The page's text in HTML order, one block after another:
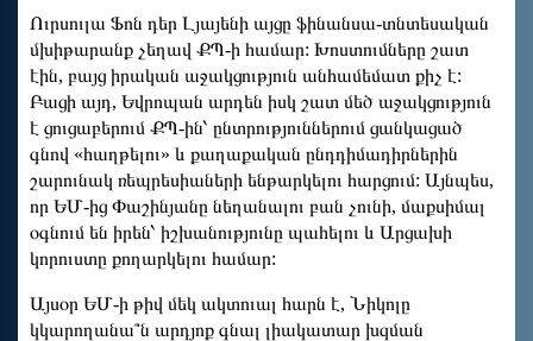
Ուրսուլա Ֆոն դեր Լյայենի այցը ֆինանսա-տնտեսական
մխիթարանք չեղավ ՔՊ-ի համար: Խոստումները շատ
էին, բայց իրական աջակցություն անհամեմատ քիչ է:
Բացի այդ, Եվրոպան արդեն իսկ շատ մեծ աջակցություն
է ցուցաբերում ՔՊ-ին՝ ընտրություններում ցանկացած
գնով «հաղթելու» և քաղաքական ընդդիմադիրներին
շարունակ ռեպրեսիաների ենթարկելու հարցում: Այնպես,
որ ԵՄ-ից Փաշինյանը նեղանալու բան չունի, մաքսիմալ
օգնում են իրեն՝ իշխանությունը պահելու և Արցախի
կորուստը քողարկելու համար:
Այսօր ԵՄ-ի թիվ մեկ ակտուալ հարն է, Նիկոլը
կկարողանա՞ն արդյոք գնալ լիակատար խզման